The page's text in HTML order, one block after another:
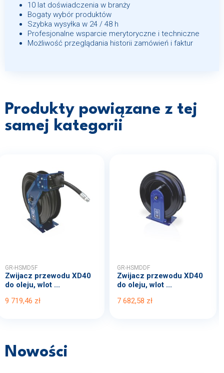
10 lat doświadczenia w branży
Bogaty wybór produktów
Szybka wysyłka w 24 / 48 h
Profesjonalne wsparcie merytoryczne i techniczne
Możliwość przeglądania historii zamówień i faktur
Produkty powiązane z tej
samej kategorii
GR-HSMD5F
Zwijacz przewodu XD40
do oleju, wlot ...
9 719,46 zł
GR-HSMDDF
Zwijacz przewodu XD40
do oleju, wlot ...
7 682,58 zł
Nowości